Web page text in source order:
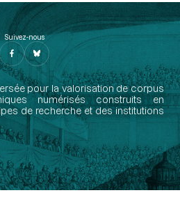
Suivez-nous
pour la valorisation de corpus
numérisés construits en
de recherche et des institutions